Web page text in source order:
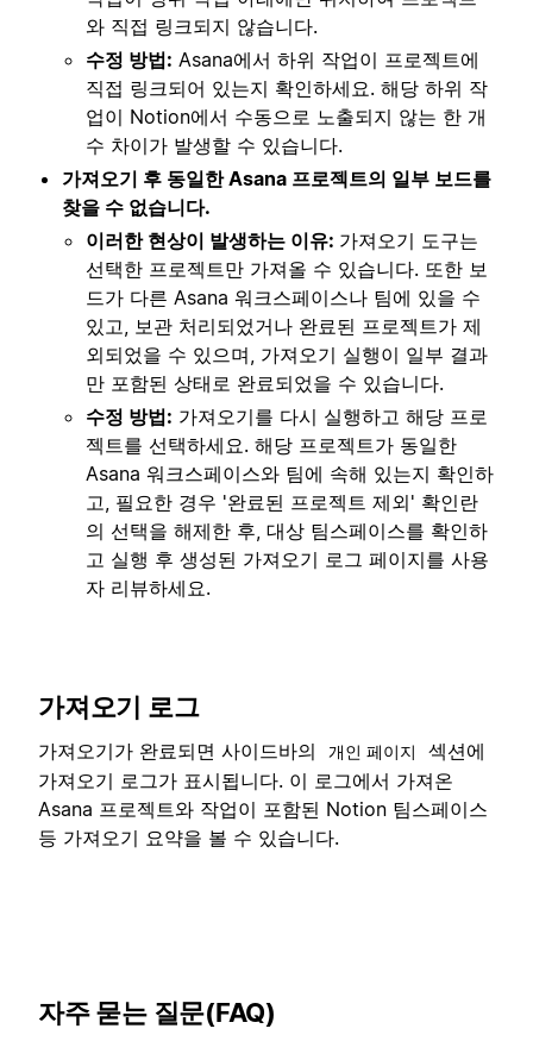
와 직접 링크되지 않습니다.
수정 방법: Asana에서 하위 작업이 프로젝트에
직접 링크되어 있는지 확인하세요. 해당 하위 작
업이 Notion에서 수동으로 노출되지 않는 한 개
수 차이가 발생할 수 있습니다.
가져오기 후 동일한 Asana 프로젝트의 일부 보드를
찾을 수 없습니다.
이러한 현상이 발생하는 이유: 가져오기 도구는
선택한 프로젝트만 가져올 수 있습니다. 또한 보
드가 다른 Asana 워크스페이스나 팀에 있을 수
있고, 보관 처리되었거나 완료된 프로젝트가 제
외되었을 수 있으며, 가져오기 실행이 일부 결과
만 포함된 상태로 완료되었을 수 있습니다.
수정 방법: 가져오기를 다시 실행하고 해당 프로
젝트를 선택하세요. 해당 프로젝트가 동일한
Asana 워크스페이스와 팀에 속해 있는지 확인하
고, 필요한 경우 '완료된 프로젝트 제외' 확인란
의 선택을 해제한 후, 대상 팀스페이스를 확인하
고 실행 후 생성된 가져오기 로그 페이지를 사용
자 리뷰하세요.
가져오기 로그
가져오기가 완료되면 사이드바의 개인 페이지
섹션에
가져오기 로그가 표시됩니다. 이 로그에서 가져온
Asana 프로젝트와 작업이 포함된 Notion 팀스페이스
등 가져오기 요약을 볼 수 있습니다.
자주 묻는 질문(FAQ)